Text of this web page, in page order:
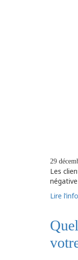
29
Les
Lire